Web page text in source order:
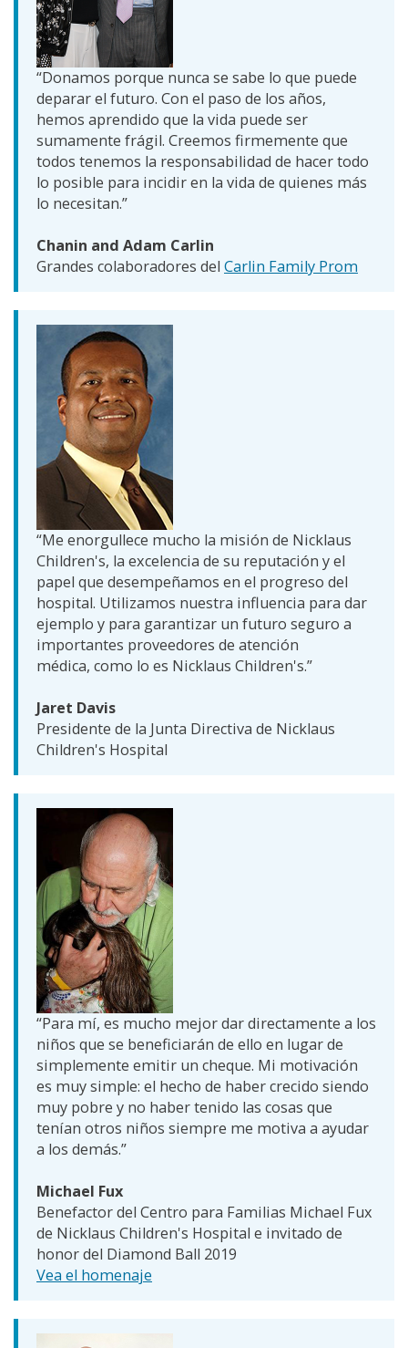
“Donamos porque nunca se sabe lo que puede
deparar el futuro. Con el paso de los años,
hemos aprendido que la vida puede ser
sumamente frágil. Creemos firmemente que
todos tenemos la responsabilidad de hacer todo
lo posible para incidir en la vida de quienes más
lo necesitan.”
Chanin and Adam Carlin
Grandes colaboradores del Carlin Family Prom
“Me enorgullece mucho la misión de Nicklaus
Children's, la excelencia de su reputación y el
papel que desempeñamos en el progreso del
hospital. Utilizamos nuestra influencia para dar
ejemplo y para garantizar un futuro seguro a
importantes proveedores de atención
médica, como lo es Nicklaus Children's.”
Jaret Davis
Presidente de la Junta Directiva de Nicklaus
Children's Hospital
“Para mí, es mucho mejor dar directamente a los
niños que se beneficiarán de ello en lugar de
simplemente emitir un cheque. Mi motivación
es muy simple: el hecho de haber crecido siendo
muy pobre y no haber tenido las cosas que
tenían otros niños siempre me motiva a ayudar
a los demás.”
Michael Fux
Benefactor del Centro para Familias Michael Fux
de Nicklaus Children's Hospital e invitado de
honor del Diamond Ball 2019
Vea el homenaje